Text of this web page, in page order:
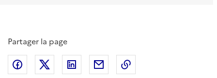
Partager la page
Partager sur Facebook
Partager sur XPartager sur LinkedIn
Partager par email